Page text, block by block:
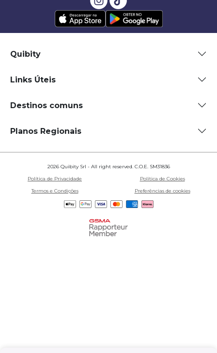
Quibity
Links Úteis
Destinos comuns
Planos Regionais
2026 Quibity Srl - All right reserved. C.O.E. SM31836
Política de Privacidade
Política de Cookies
Termos e Condições
Preferências de cookies